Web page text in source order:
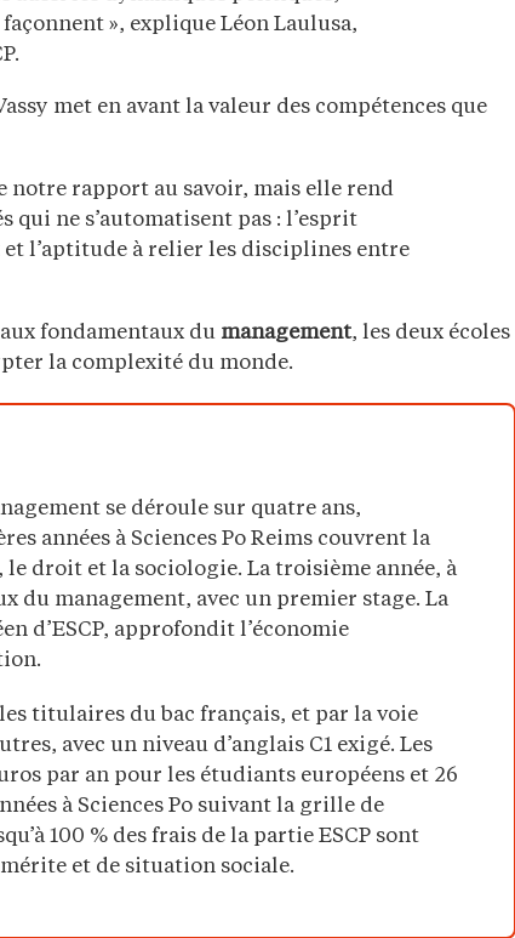
», explique Léon Laulusa,
met en avant la valeur des compétences que
notre rapport au savoir, mais elle rend
qui ne s’automatisent pas : l’esprit
l’aptitude à relier les disciplines entre
fondamentaux du management, les deux écoles
la complexité du monde.
se déroule sur quatre ans,
années à Sciences Po Reims couvrent la
droit et la sociologie. La troisième année, à
du management, avec un premier stage. La
d’ESCP, approfondit l’économie
titulaires du bac français, et par la voie
avec un niveau d’anglais C1 exigé. Les
par an pour les étudiants européens et 26
à Sciences Po suivant la grille de
100 % des frais de la partie ESCP sont
et de situation sociale.